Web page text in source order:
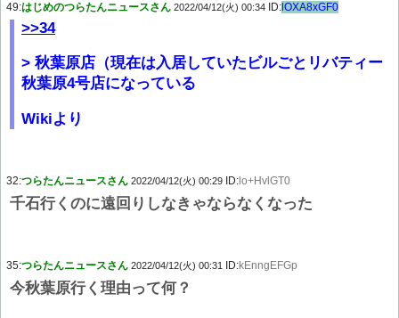
49:はじめのつらたんニュースさん 2022/04/12(火) 00:34 ID: lOXA8xGF0
>>34
> 秋葉原店（現在は入居していたビルごとリバティー
秋葉原4号店になっている
Wikiより
32:つらたんニュースさん 2022/04/12(火) 00:29 ID: lo+HvlGT0
千石行くのに遠回りしなきゃならなくなった
35:つらたんニュースさん 2022/04/12(火) 00:31 ID:kEnngEFGp
今秋葉原行く理由って何？